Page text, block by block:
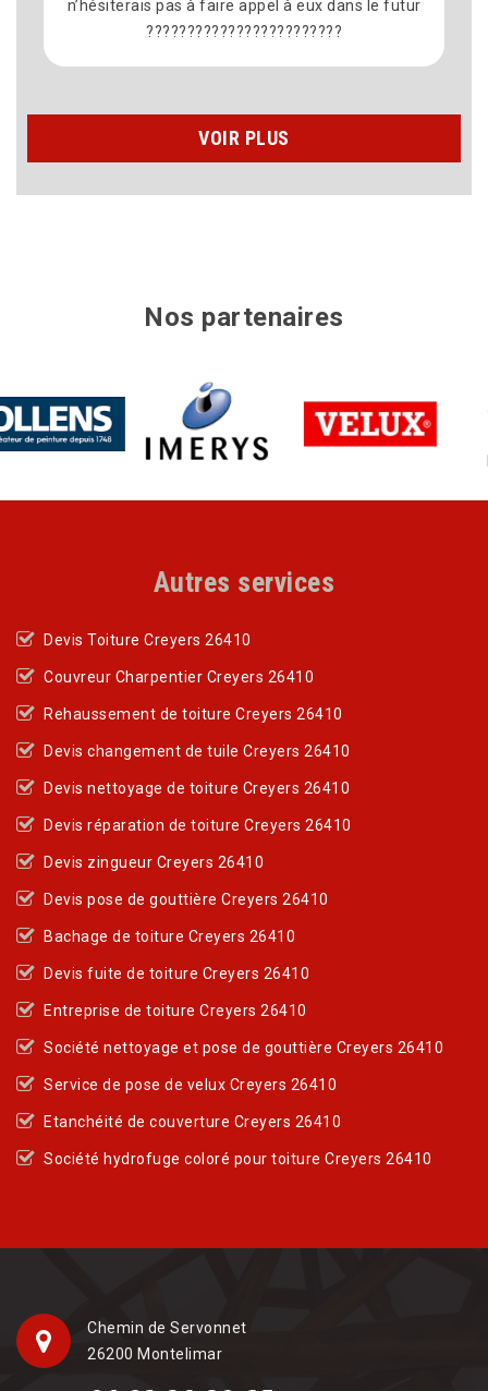
n’hésiterais pas à faire appel à eux dans le futur
????????????????????????
VOIR PLUS
Nos partenaires
Autres services
Devis Toiture Creyers 26410
Couvreur Charpentier Creyers 26410
Rehaussement de toiture Creyers 26410
Devis changement de tuile Creyers 26410
Devis nettoyage de toiture Creyers 26410
Devis réparation de toiture Creyers 26410
Devis zingueur Creyers 26410
Devis pose de gouttière Creyers 26410
Bachage de toiture Creyers 26410
Devis fuite de toiture Creyers 26410
Entreprise de toiture Creyers 26410
Société nettoyage et pose de gouttière Creyers 26410
Service de pose de velux Creyers 26410
Etanchéité de couverture Creyers 26410
Société hydrofuge coloré pour toiture Creyers 26410
Chemin de Servonnet
26200 Montelimar